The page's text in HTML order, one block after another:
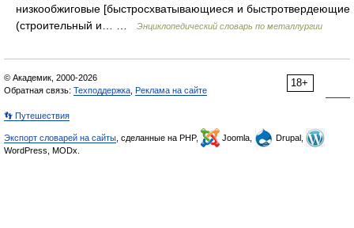
низкообжиговые [быстросхватывающиеся и быстротвердеющие
(строительный и… …
Энциклопедический словарь по металлургии
18+
© Академик, 2000-2026
Обратная связь: Техподдержка Реклама на сайте
👣 Путешествия
Экспорт словарей на сайты , сделанные на PHP, Joomla,
Drupal,
WordPress, MODx.